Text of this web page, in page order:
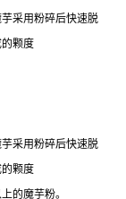
采用粉碎后快速脱
颗度
采用粉碎后快速脱
颗度
的魔芋粉。